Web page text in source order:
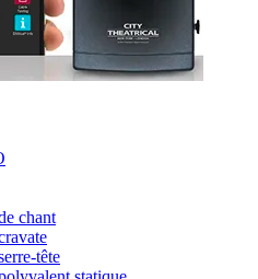
chant
tête